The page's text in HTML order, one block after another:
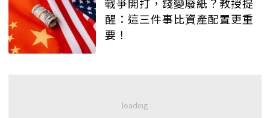
醒：這三件事比資產配置更重
要！